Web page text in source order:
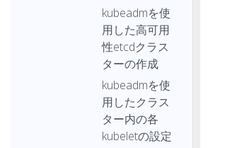
kubeadmを使
用した高可用
性etcdクラス
ターの作成
kubeadmを使
用したクラス
ター内の各
kubeletの設定